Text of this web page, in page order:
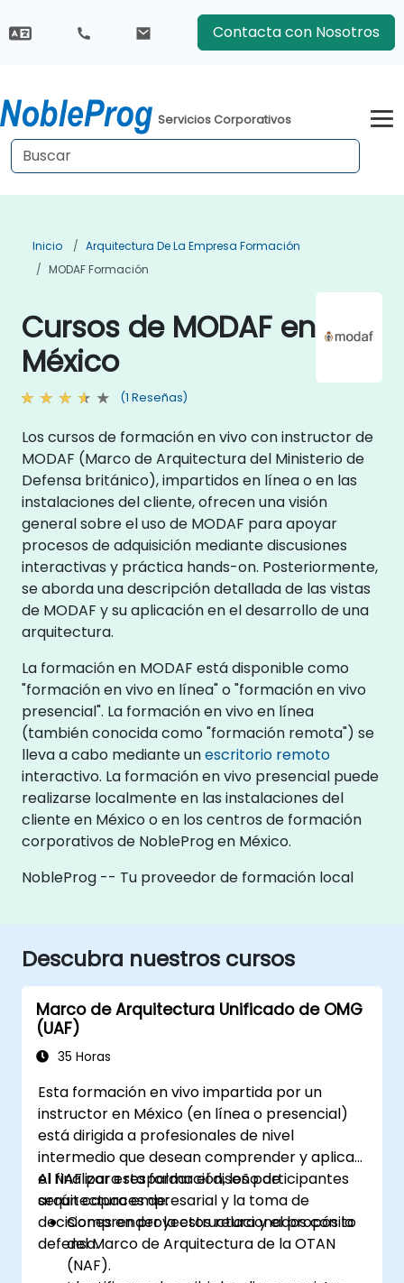
Contacta con Nosotros
Servicios Corporativos
Inicio
Arquitectura De La Empresa Formación
MODAF Formación
Cursos de MODAF en
México
(1 Reseñas)
Los cursos de formación en vivo con instructor de
MODAF (Marco de Arquitectura del Ministerio de
Defensa británico), impartidos en línea o en las
instalaciones del cliente, ofrecen una visión
general sobre el uso de MODAF para apoyar
procesos de adquisición mediante discusiones
interactivas y práctica hands-on. Posteriormente,
se aborda una descripción detallada de las vistas
de MODAF y su aplicación en el desarrollo de una
arquitectura.
La formación en MODAF está disponible como
"formación en vivo en línea" o "formación en vivo
presencial". La formación en vivo en línea
(también conocida como "formación remota") se
lleva a cabo mediante unescritorio remoto
interactivo. La formación en vivo presencial puede
realizarse localmente en las instalaciones del
cliente en México o en los centros de formación
corporativos de NobleProg en México.
NobleProg -- Tu proveedor de formación local
Descubra nuestros cursos
Marco de Arquitectura Unificado de OMG
(UAF)
35 Horas
Esta formación en vivo impartida por un
instructor en México (en línea o presencial)
está dirigida a profesionales de nivel
intermedio que desean comprender y aplicar
el NAF para respaldar el diseño de
arquitectura empresarial y la toma de
decisiones en proyectos relacionados con la
defensa.
Al finalizar esta formación, los participantes
serán capaces de:
Comprender la estructura y el propósito
del Marco de Arquitectura de la OTAN
(NAF).